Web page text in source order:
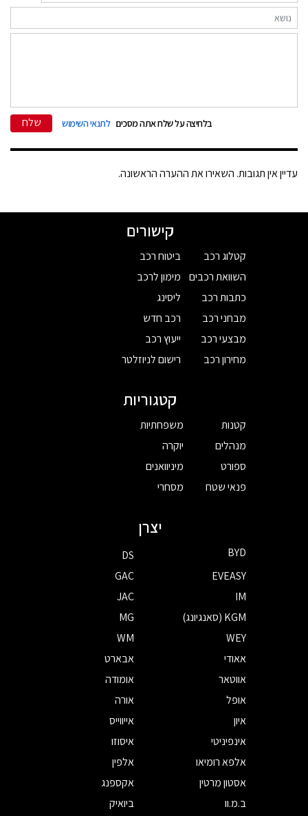
בלחיצה על שלח אתה מסכים לתנאי השימוש שלח
עדיין אין תגובות. השאירו את ההערה הראשונה.
קישורים
קטלוג רכב
השוואת רכבים
כתבות רכב
מבחני רכב
מבצעי רכב
מחירון רכב
ביטוח רכב
מימון לרכב
ליסינג
רכב חדש
ייעוץ רכב
רישום לניוזלטר
קטגוריות
קטנות
מנהלים
ספורט
פנאי שטח
משפחתיות
יוקרה
מיניוואנים
מסחרי
יצרן
BYD
DS
EVEASY
GAC
IM
JAC
KGM (סאנגיונג)
MG
WEY
WM
אאודי
אבארט
אווטאר
אומודה
אופל
אורה
איון
אייווייס
אינפיניטי
איסוזו
אלפא רומיאו
אלפין
אסטון מרטין
אקספנג
ב.מ.וו
ביואיק